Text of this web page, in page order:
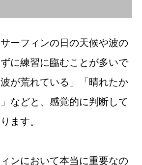
ーフィンの日の天候や波の
に練習に臨むことが多いで
が荒れている」「晴れたか
などと、感覚的に判断して
ます。
ンにおいて本当に重要なの